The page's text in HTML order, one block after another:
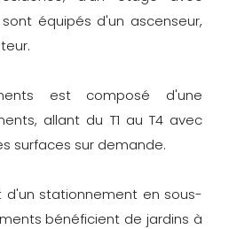
équipés d'un ascenseur,
est composé d'une
allant du T1 au T4 avec
surfaces sur demande.
d'un stationnement en sous-
bénéficient de jardins à